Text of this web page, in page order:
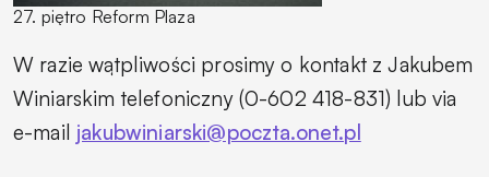
27. piętro Reform Plaza
W razie wątpliwości prosimy o kontakt z Jakubem
Winiarskim telefoniczny (0-602 418-831) lub via
e-mail jakubwiniarski@poczta.onet.pl